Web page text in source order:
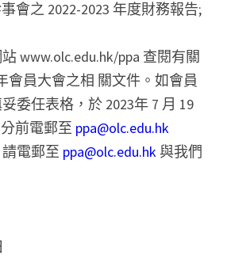
會之 2022-2023 年度財務報告;
www.olc.edu.hk/ppa 查閱有關
會員大會之相 關文件。如會員
委任表格，於 2023年 7 月 19
前電郵至 ppa@olc.edu.hk
電郵至 ppa@olc.edu.hk 與我們